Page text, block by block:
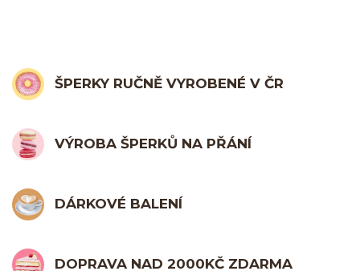
ŠPERKY RUČNĚ VYROBENÉ V ČR
VÝROBA ŠPERKŮ NA PŘÁNÍ
DÁRKOVÉ BALENÍ
DOPRAVA NAD 2000KČ ZDARMA